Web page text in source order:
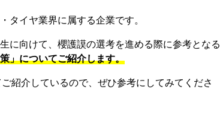
タイヤ業界に属する企業です。
に向けて、櫻護謨の選考を進める際に参考となる
」についてご紹介します。
紹介しているので、ぜひ参考にしてみてくださ